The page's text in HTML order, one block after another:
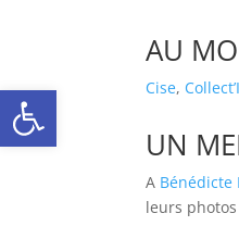
AU
Cise,
UN
A Bénédicte
leurs
Ouvrir la barre d’outils